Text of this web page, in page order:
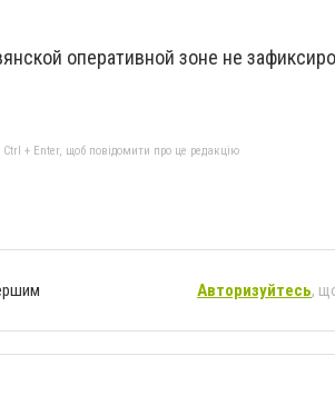
оперативной зоне не
+ Enter, щоб повідомити про це редакцію
Авторизуйтесь,